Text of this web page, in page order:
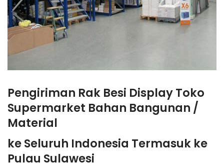
Pengiriman Rak Besi Display Toko
Supermarket Bahan Bangunan /
Material
ke Seluruh Indonesia Termasuk ke
Pulau Sulawesi